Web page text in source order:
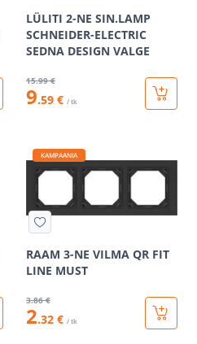
LÜLITI 2-NE SIN.LAMP
SCHNEIDER-ELECTRIC
SEDNA DESIGN VALGE
15.99 €
9.59 € / tk
KAMPAANIA
RAAM 3-NE VILMA QR FIT
LINE MUST
3.86 €
2.32 € / tk